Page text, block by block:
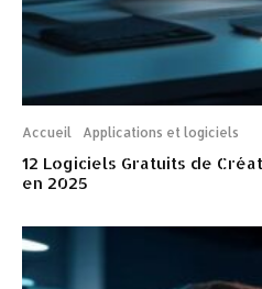
Accueil Applications et logiciels
12 Logiciels Gratuits de
en 2025